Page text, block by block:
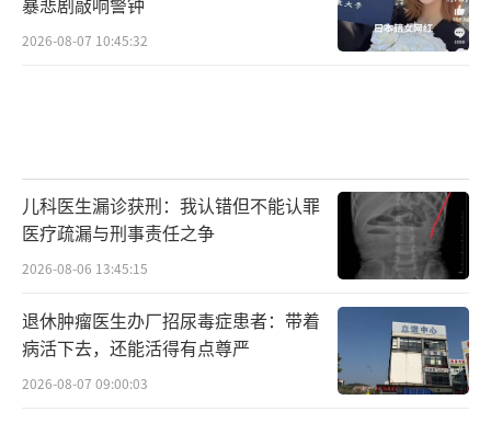
2026-08-07 10:45:32
儿科医生漏诊获刑：我认错但不能认罪
医疗疏漏与刑事责任之争
2026-08-06 13:45:15
退休肿瘤医生办厂招尿毒症患者：带着
病活下去，还能活得有点尊严
2026-08-07 09:00:03